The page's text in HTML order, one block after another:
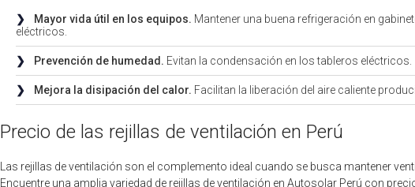
❯ Mayor vida útil en los equipos. Mantener una buena refrigeración en
eléctricos.
❯ Prevención de humedad. Evitan la condensación en los tableros eléctricos.
❯ Mejora la disipación del calor. Facilitan la liberación del aire caliente
Precio de las rejillas de ventilación en Perú
Las rejillas de ventilación son el complemento ideal cuando se busca mantener
Encuentre una amplia variedad de rejillas de ventilación en Autosolar Perú con